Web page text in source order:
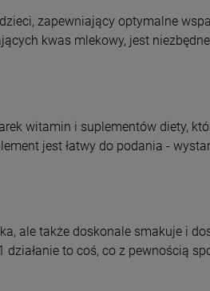
zapewniający optymalne
kwas mlekowy, jest
witamin i suplementów diety,
jest łatwy do podania -
ale także doskonale smakuje i
to coś, co z pewnością